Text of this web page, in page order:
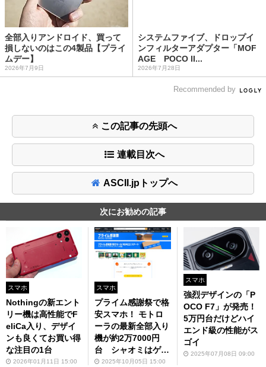
全部入りアンドロイド、買って
損しないのはこの4製品【プライ
ムデー】
2026年7月9日
システムファイブ、ドロップイ
ンフィルターアダプター「MOF
AGE POCO II...
2026年7月28日
Recommended by
この記事の先頭へ
連載目次へ
ASCII.jpトップへ
次にお勧めの記事
スマホ
Nothingの新エント
リー機は高性能でF
eliCa入り、デザイ
ンも良くてお買い得
な注目の1台
2026年01月11日 15:00
スマホ
プライム感謝祭で格
安スマホ！ モトロ
ーラの最新全部入り
機が約2万7000円
台 シャオミはゲー
ムに◎な1台が3万円
2025年10月05日 15:00
スマホ
強烈デザインの「P
OCO F7」が発売！
5万円台だけどハイ
エンド級の性能がス
ゴイ
2025年07月08日 09:00